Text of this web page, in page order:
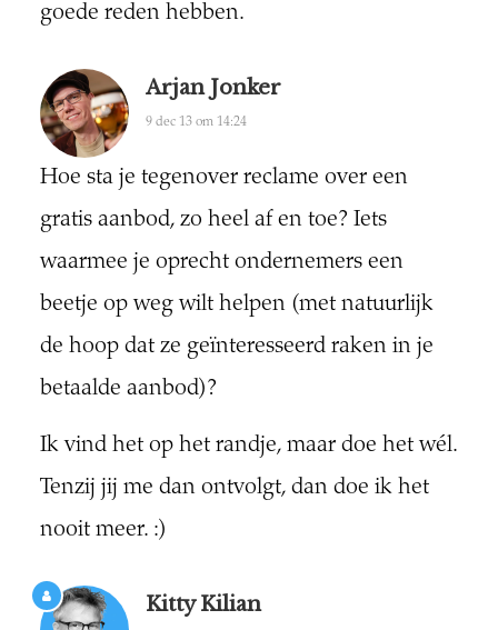
goede reden hebben.
Arjan Jonker
9 dec 13 om 14:24
Hoe sta je tegenover reclame over een
gratis aanbod, zo heel af en toe? Iets
waarmee je oprecht ondernemers een
beetje op weg wilt helpen (met natuurlijk
de hoop dat ze geïnteresseerd raken in je
betaalde aanbod)?
Ik vind het op het randje, maar doe het wél.
Tenzij jij me dan ontvolgt, dan doe ik het
nooit meer. :)
Kitty Kilian